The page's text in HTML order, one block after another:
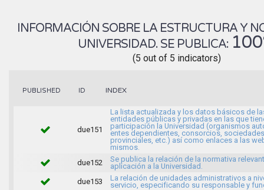
INFORMACIÓN SOBRE LA ESTRUCTURA Y
UNIVERSIDAD. SE PUBLICA:
(5 out of 5 indicators)
PUBLISHED ID INDEX
due151
La lista actualizada y los datos básicos de
entidades públicas y privadas en las que
participación la Universidad (organismos
entes dependientes, consorcios, sociedades
provinciales, etc.) así como enlaces a las
mismos.
due152
Se publica la relación de la normativa
aplicación a la Universidad.
due153
La relación de unidades administrativos a
servicio, especificando su responsable y